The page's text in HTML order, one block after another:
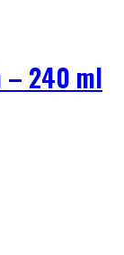
– 240 ml